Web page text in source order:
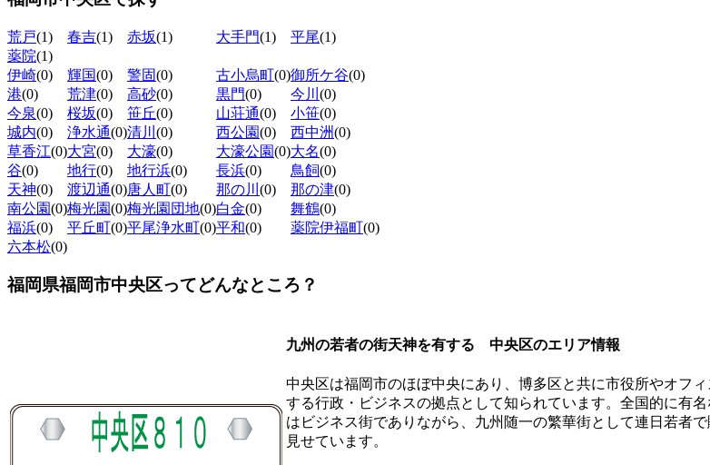
荒戸(1) 春吉(1) 赤坂(1) 大手門(1) 平尾(1)
薬院(1)
伊崎(0) 輝国(0) 警固(0) 古小烏町(0)御所ケ谷(0)
港(0) 荒津(0) 高砂(0) 黒門(0) 今川 (0)
今泉(0) 桜坂(0) 笹丘(0) 山荘通(0) 小笹(0)
城内(0) 浄水通(0)清川 (0) 西公園(0) 西中洲(0)
草香江(0)大宮(0) 大濠(0) 大濠公園(0)大名(0)
谷(0) 地行(0) 地行浜(0) 長浜(0) 鳥飼(0)
天神(0) 渡辺通(0)唐人町(0) 那の川 (0) 那の津(0)
南公園(0)梅光園(0)梅光園団地(0)白金(0) 舞鶴(0)
福浜(0) 平丘町(0)平尾浄水町(0)平和(0) 薬院伊福町(0)
六本松(0)
福岡県福岡市中央区ってどんなところ？
九州の若者の街天神を有する 中央区のエリア情報
中央区は福岡市のほぼ中央にあり、博多区と共に市役所やオフィ
する行政・ビジネスの拠点として知られています。全国的に有名
はビジネス街でありながら、九州随一の繁華街として連日若者
見せています。